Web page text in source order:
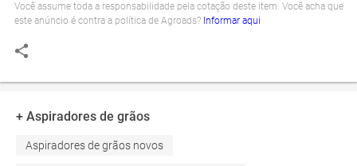
Você assume toda a responsabilidade pela cotação deste item. Você acha que
este anúncio é contra a política de Agroads? Informar aqui
+ Aspiradores de grãos
Aspiradores de grãos novos